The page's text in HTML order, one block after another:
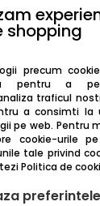
shopping
precum
pentru a
traficul
a consimti la
pe web. Pentru
cookie-urile
tale privind
Politica de
preferintele
/ lună
disponibile pe
SEAP/SICAP